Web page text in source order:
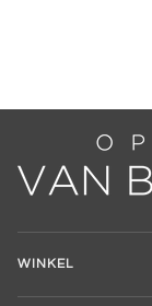
WINKEL